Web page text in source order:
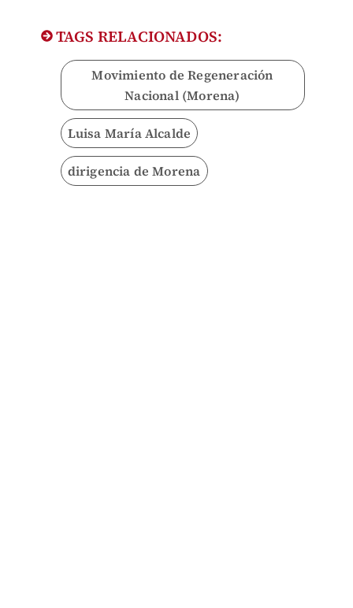
TAGS RELACIONADOS:
Movimiento de Regeneración
Nacional (Morena)
Luisa María Alcalde
dirigencia de Morena